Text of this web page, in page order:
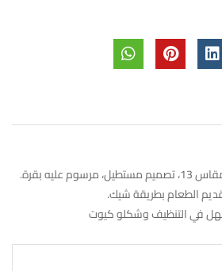
بقرة.
الطعام بطريقة شيك.
في التنظيف وشكلو كيوت